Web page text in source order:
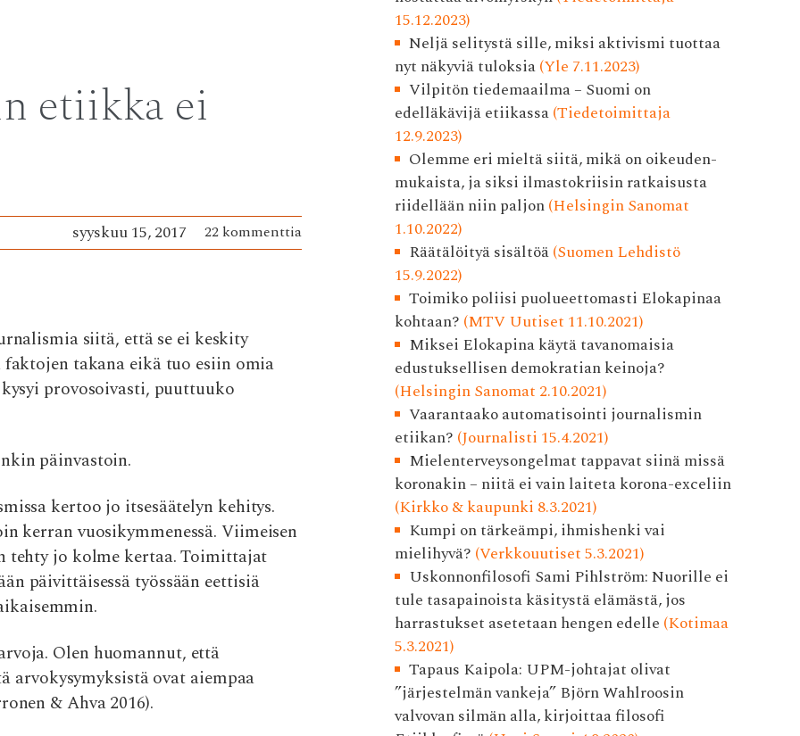
etiikka ei
syyskuu 15, 2017 22 kommenttia
siitä, että se ei keskity
takana eikä tuo esiin omia
provosoivasti, puuttuuko
päinvastoin.
kertoo jo itsesäätelyn kehitys.
kerran vuosikymmenessä. Viimeisen
tehty jo kolme kertaa. Toimittajat
päivittäisessä työssään eettisiä
Olen huomannut, että
ovat aiempaa
& Ahva 2016).
15.12.2023)
Neljä selitystä sille, miksi aktivismi tuottaa
nyt näkyviä tuloksia(Yle 7.11.2023)
Vilpitön tiedemaailma – Suomi on
edelläkävijä etiikassa(Tiedetoimittaja
12.9.2023)
Olemme eri mieltä siitä, mikä on oikeuden­
mukaista, ja siksi ilmasto­kriisin ratkaisusta
riidellään niin paljon(Helsingin Sanomat
1.10.2022)
Räätälöityä sisältöä(Suomen Lehdistö
15.9.2022)
Toimiko poliisi puolueettomasti Elokapinaa
kohtaan? (MTV Uutiset 11.10.2021)
Miksei Elokapina käytä tavanomaisia
edustuksellisen demokratian keinoja?
(Helsingin Sanomat 2.10.2021)
Vaarantaako automatisointi journalismin
etiikan? (Journalisti 15.4.2021)
Mielenterveysongelmat tappavat siinä missä
koronakin – niitä ei vain laiteta korona-exceliin
(Kirkko & kaupunki 8.3.2021)
Kumpi on tärkeämpi, ihmishenki vai
mielihyvä? (Verkkouutiset 5.3.2021)
Uskonnonfilosofi Sami Pihlström: Nuorille ei
tule tasapainoista käsitystä elämästä, jos
harrastukset asetetaan hengen edelle (Kotimaa
5.3.2021)
Tapaus Kaipola: UPM-johtajat olivat
”järjestelmän vankeja” Björn Wahlroosin
valvovan silmän alla, kirjoittaa filosofi